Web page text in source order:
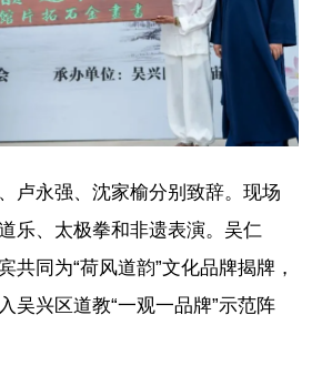
卢永强、沈家榆分别致辞。现场
乐、太极拳和非遗表演。吴仁
共同为“荷风道韵”文化品牌揭牌，
吴兴区道教“一观一品牌”示范阵